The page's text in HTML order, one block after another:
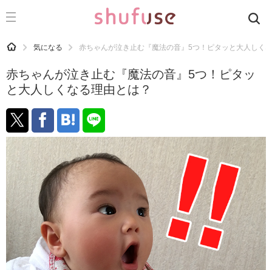
CATEGORY 記事カテゴリ
運気
洗濯
生活の知恵
お金
掃除
マナー
趣味
食材辞典
おすすめ
HOME 気になる 赤ちゃんが泣き止む『魔法の音』5つ！ピタッと大人しく
赤ちゃんが泣き止む『魔法の音』5つ！ピタッ
と大人しくなる理由とは？